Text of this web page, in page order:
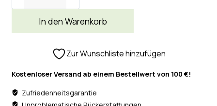
In den Warenkorb
Zur Wunschliste hinzufügen
Kostenloser Versand ab einem Bestellwert von 100 €!
Zufriedenheitsgarantie